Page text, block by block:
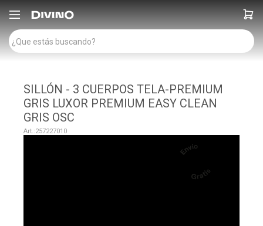

SILLÓN - 3 CUERPOS TELA-PREMIUM
GRIS LUXOR PREMIUM EASY CLEAN
GRIS OSC
257227010